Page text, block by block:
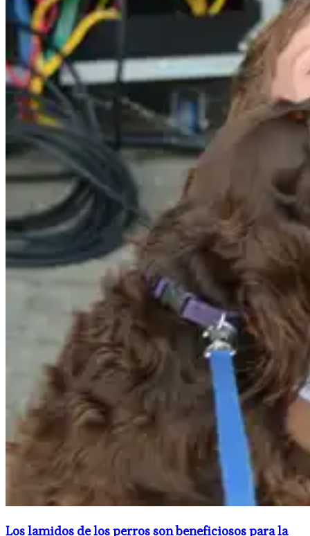
Los lamidos de los perros son beneficiosos para la